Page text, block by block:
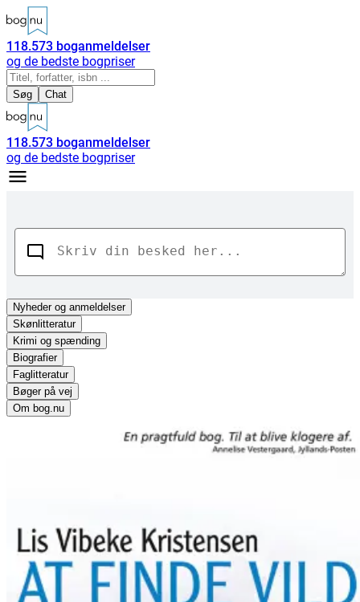
118.573 boganmeldelser
og de bedste bogpriser
Søg Chat
118.573 boganmeldelser
og de bedste bogpriser
Nyhederog anmeldelser
Skønlitteratur
Krimi og spænding
Biografier
Faglitteratur
Bøger på vej
Om bog.nu